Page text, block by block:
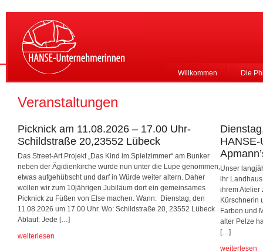
Willkommen Die
Veranstaltungen
Picknick am 11.08.2026 – 17.00 Uhr-
Schildstraße 20,23552 Lübeck
Das Street-Art Projekt „Das Kind im Spielzimmer“ am Bunker
neben der Ägidienkirche wurde nun unter die Lupe genommen,
etwas aufgehübscht und darf in Würde weiter altern. Daher
wollen wir zum 10jährigen Jubiläum dort ein gemeinsames
Picknick zu Füßen von Else machen. Wann: Dienstag, den
11.08.2026 um 17.00 Uhr. Wo: Schildstraße 20, 23552 Lübeck
Ablauf: Jede […]
weiterlesen
Unser
ihr
ihrem Atelier
Kürschnerin
Farben und
alter Pelze
[…]
weiterlesen